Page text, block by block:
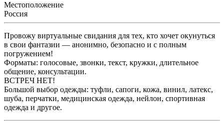
Местоположение
Россия
Провожу виртуальные свидания для тех, кто хочет окунуться
в свои фантазии — анонимно, безопасно и с полным
погружением!
Форматы: голосовые, звонки, текст, кружки, длительное
общение, консультации.
ВСТРЕЧ НЕТ!
Большой выбор одежды: туфли, сапоги, кожа, винил, латекс,
шуба, перчатки, медицинская одежда, нейлон, спортивная
одежда и другое.